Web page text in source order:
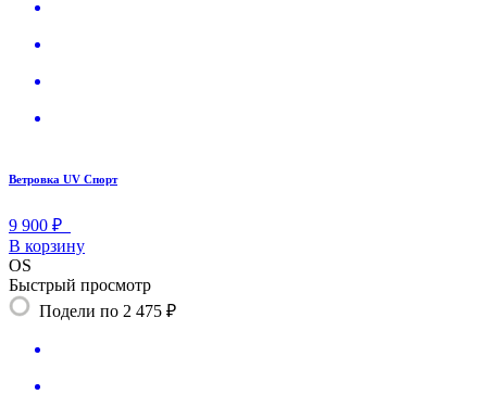
Ветровка UV Спорт
9 900 ₽
В корзину
OS
Быстрый просмотр
Подели по 2 475 ₽